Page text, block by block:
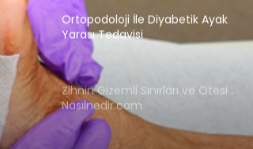
Ortopodoloji İle Diyabetik Ayak
Yarası Tedavisi
Zihnin Gizemli Sınırları ve Ötesi :
Nasılnedir.com